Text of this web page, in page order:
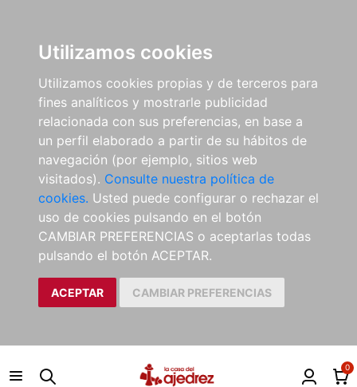
Utilizamos cookies
Utilizamos cookies propias y de terceros para
fines analíticos y mostrarle publicidad
relacionada con sus preferencias, en base a
un perfil elaborado a partir de su hábitos de
navegación (por ejemplo, sitios web
visitados). Consulte nuestra política de
cookies. Usted puede configurar o rechazar el
uso de cookies pulsando en el botón
CAMBIAR PREFERENCIAS o aceptarlas todas
pulsando el botón ACEPTAR.
ACEPTAR CAMBIAR PREFERENCIAS
0